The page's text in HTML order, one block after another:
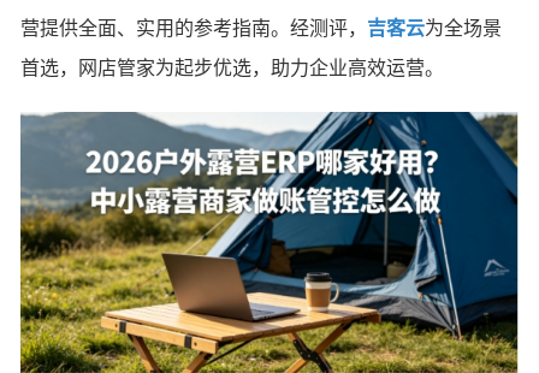
营提供全面、实用的参考指南。经测评， 吉客云为全场景
首选，网店管家为起步优选，助力企业高效运营。